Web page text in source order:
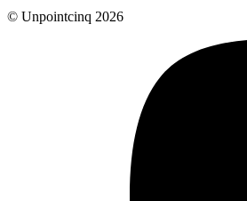
© Unpointcinq 2026